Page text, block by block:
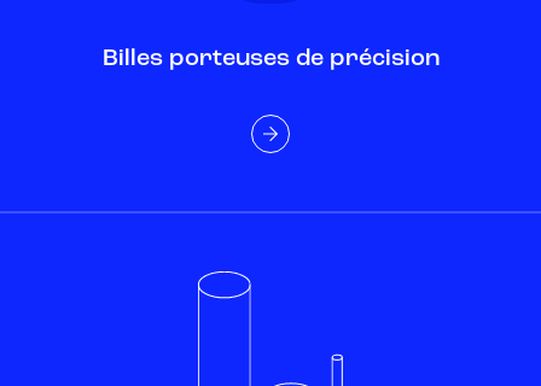
Billes porteuses de précision